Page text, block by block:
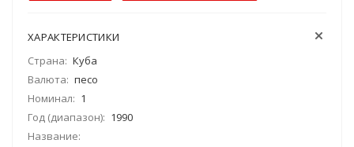
ХАРАКТЕРИСТИКИ
Страна: Куба
Валюта: песо
Номинал: 1
Год (диапазон): 1990
Название: